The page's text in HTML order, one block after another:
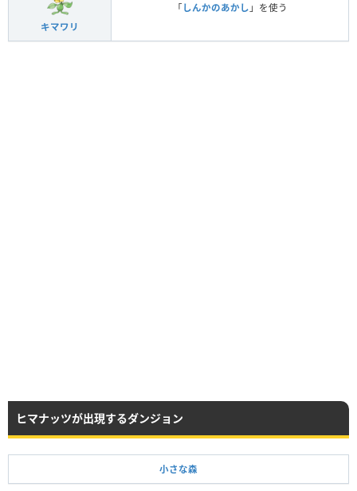
キマワリ
「 しんかのあかし 」を使う
ヒマナッツが出現するダンジョン
小さな森